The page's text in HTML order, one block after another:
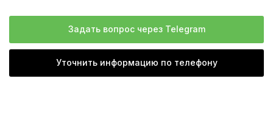
Задать вопрос через Telegram
Уточнить информацию по телефону